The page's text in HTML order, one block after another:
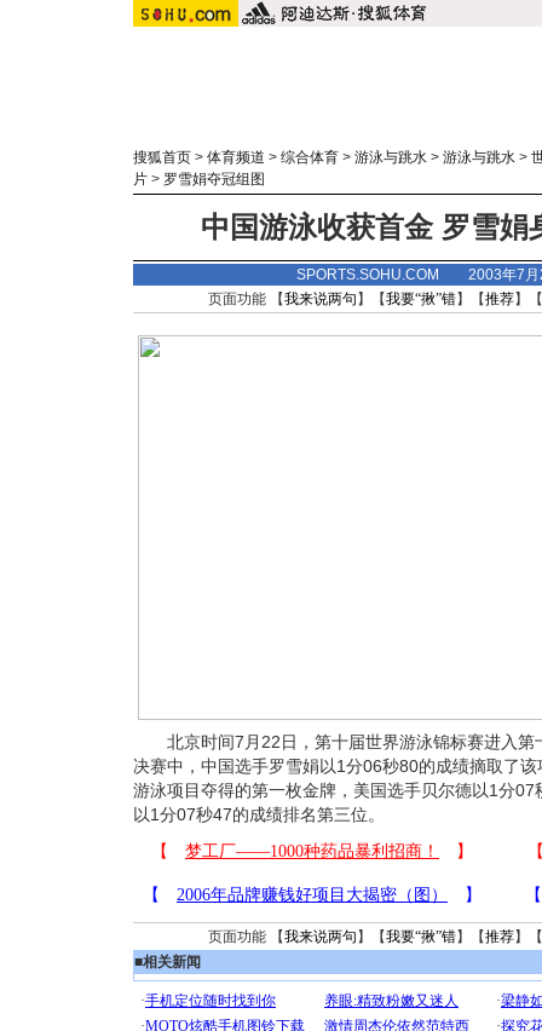
搜狐首页 > 体育频道 > 综合体育 > 游泳与跳水 > 游泳与跳水 >
片 > 罗雪娟夺冠组图
中国游泳收获首金 罗雪娟
SPORTS.SOHU.COM 2003年7
页面功能 【我来说两句 】【我要“揪”错】【推荐】
北京时间7月22日，第十届世界游泳锦标赛进入第
决赛中，中国选手罗雪娟以1分06秒80的成绩摘取了
游泳项目夺得的第一枚金牌，美国选手贝尔德以1分
以1分07秒47的成绩排名第三位。
页面功能 【我来说两句 】【我要“揪”错】【推荐】
■相关新闻